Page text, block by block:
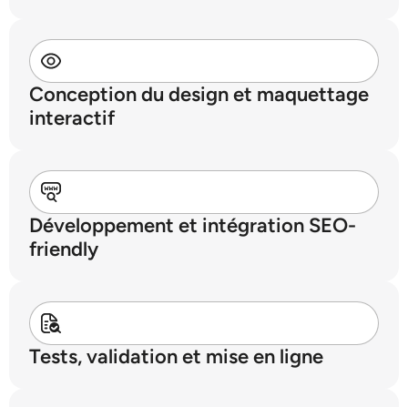
Conception du design et maquettage
interactif
Développement et intégration SEO-
friendly
Tests, validation et mise en ligne